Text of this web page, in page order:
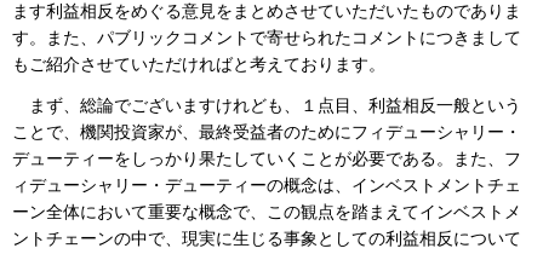
ます利益相反をめぐる意見をまとめさせていただいたものでありま
す。また、パブリックコメントで寄せられたコメントにつきまして
もご紹介させていただければと考えております。
まず、総論でございますけれども、１点目、利益相反一般という
ことで、機関投資家が、最終受益者のためにフィデューシャリー・
デューティーをしっかり果たしていくことが必要である。また、フ
ィデューシャリー・デューティーの概念は、インベストメントチェ
ーン全体において重要な概念で、この観点を踏まえてインベストメ
ントチェーンの中で、現実に生じる事象としての利益相反について